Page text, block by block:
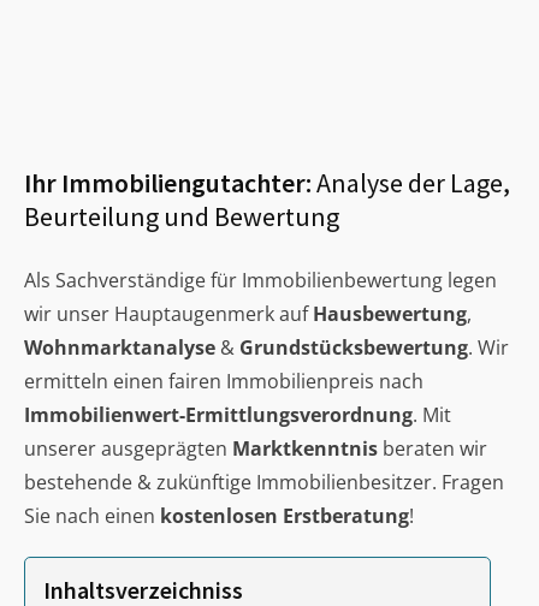
Ihr Immobiliengutachter:Analyse der Lage,
Beurteilung und Bewertung
Als Sachverständige für Immobilienbewertung legen
wir unser Hauptaugenmerk aufHausbewertung,
Wohnmarktanalyse & Grundstücksbewertung. Wir
ermitteln einen fairen Immobilienpreis nach
Immobilienwert-Ermittlungsverordnung. Mit
unserer ausgeprägten Marktkenntnis beraten wir
bestehende & zukünftige Immobilienbesitzer. Fragen
Sie nach einen kostenlosen Erstberatung!
Inhaltsverzeichniss